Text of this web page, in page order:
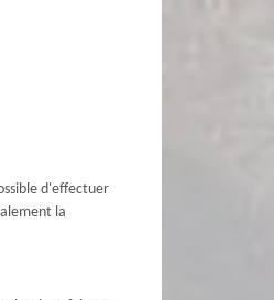
d'effectuer
la